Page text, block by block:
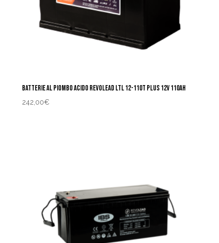
BATTERIE AL PIOMBO ACIDO REVOLEAD LTL 12-110T PLUS 12V 110AH
242,00€